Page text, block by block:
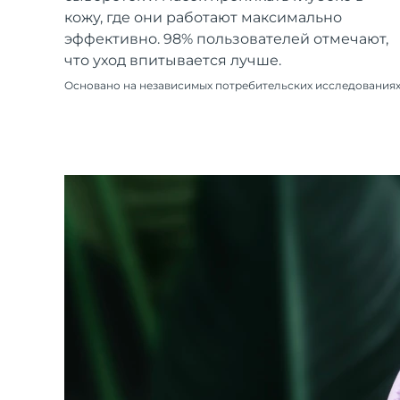
кожу, где они работают максимально
эффективно. 98% пользователей отмечают,
что уход впитывается лучше.
Основано на независимых потребительских исследованиях
All acne treatment devices
All revitalizing eye massagers
Уход KIWI™
Advanced pore care essentials
Serum
For healthy hair
issa™ Teeth Whitening Gel
18% PAP
Косметика Для мужчин